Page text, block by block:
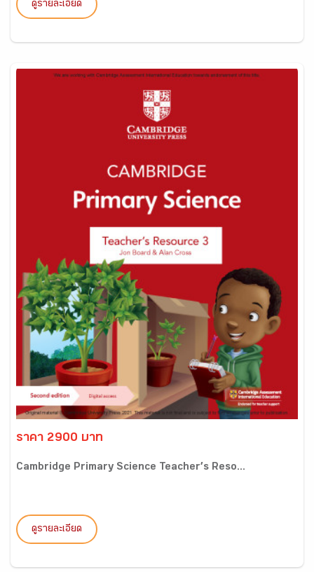
ดูรายละเอียด
ราคา 2900 บาท
Cambridge Primary Science Teacher’s Reso...
ดูรายละเอียด